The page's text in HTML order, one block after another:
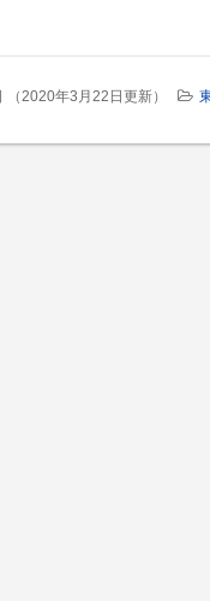
（2020年3月22日更新）